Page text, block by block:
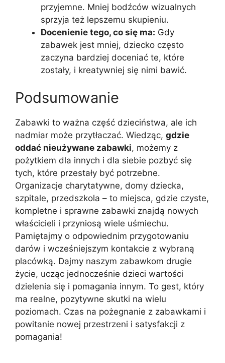
przyjemne. Mniej bodźców wizualnych
sprzyja też lepszemu skupieniu.
Docenienie tego, co się ma: Gdy
zabawek jest mniej, dziecko często
zaczyna bardziej doceniać te, które
zostały, i kreatywniej się nimi bawić.
Podsumowanie
Zabawki to ważna część dzieciństwa, ale ich
nadmiar może przytłaczać. Wiedząc, gdzie
oddać nieużywane zabawki, możemy z
pożytkiem dla innych i dla siebie pozbyć się
tych, które przestały być potrzebne.
Organizacje charytatywne, domy dziecka,
szpitale, przedszkola – to miejsca, gdzie czyste,
kompletne i sprawne zabawki znajdą nowych
właścicieli i przyniosą wiele uśmiechu.
Pamiętajmy o odpowiednim przygotowaniu
darów i wcześniejszym kontakcie z wybraną
placówką. Dajmy naszym zabawkom drugie
życie, ucząc jednocześnie dzieci wartości
dzielenia się i pomagania innym. To gest, który
ma realne, pozytywne skutki na wielu
poziomach. Czas na pożegnanie z zabawkami i
powitanie nowej przestrzeni i satysfakcji z
pomagania!